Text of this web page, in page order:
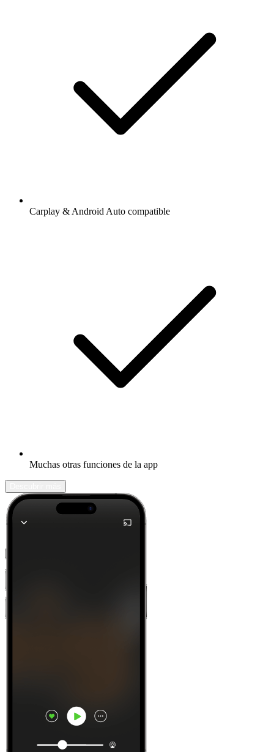
Carplay & Android Auto compatible
Muchas otras funciones de la app